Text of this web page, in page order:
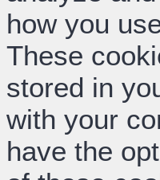
how you
These
stored in
with your
have the